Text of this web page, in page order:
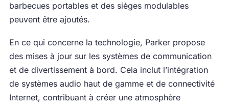
barbecues portables et des sièges modulables
peuvent être ajoutés.
En ce qui concerne la technologie, Parker propose
des mises à jour sur les systèmes de communication
et de divertissement à bord. Cela inclut l’intégration
de systèmes audio haut de gamme et de connectivité
Internet, contribuant à créer une atmosphère